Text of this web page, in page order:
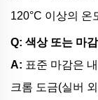
120°C 이상의 온
Q: 색상 또는 마
A: 표준 마감은
크롬 도금(실버